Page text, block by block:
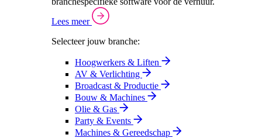
Lees meer
Selecteer jouw branche:
Hoogwerkers & Liften
AV & Verlichting
Broadcast & Productie
Bouw & Machines
Olie & Gas
Party & Events
Machines & Gereedschap